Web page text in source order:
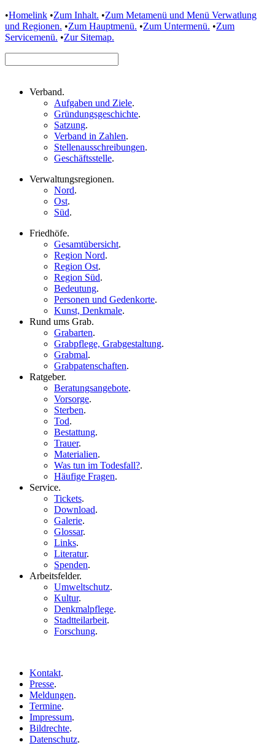
•Homelink •Zum Inhalt. •Zum Metamenü und Menü Verwatlung
und Regionen. •Zum Hauptmenü. •Zum Untermenü. •Zum
Servicemenü. •Zur Sitemap.
Verband.
Aufgaben und Ziele.
Gründungsgeschichte.
Satzung.
Verband in Zahlen.
Stellenausschreibungen.
Geschäftsstelle.
Verwaltungsregionen.
Nord.
Ost.
Süd.
Friedhöfe.
Gesamtübersicht.
Region Nord.
Region Ost.
Region Süd.
Bedeutung.
Personen und Gedenkorte.
Kunst, Denkmale.
Rund ums Grab.
Grabarten.
Grabpflege, Grabgestaltung.
Grabmal.
Grabpatenschaften.
Ratgeber.
Beratungsangebote.
Vorsorge.
Sterben.
Tod.
Bestattung.
Trauer.
Materialien.
Was tun im Todesfall?.
Häufige Fragen.
Service.
Tickets.
Download.
Galerie.
Glossar.
Links.
Literatur.
Spenden.
Arbeitsfelder.
Umweltschutz.
Kultur.
Denkmalpflege.
Stadtteilarbeit.
Forschung.
Kontakt.
Presse.
Meldungen.
Termine.
Impressum.
Bildrechte.
Datenschutz.